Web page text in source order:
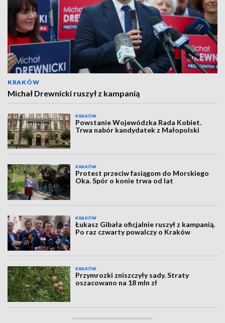
KRAKÓW
Michał Drewnicki ruszył z kampanią
KRAKÓW
Powstanie Wojewódzka Rada Kobiet.
Trwa nabór kandydatek z Małopolski
KRAKÓW
Protest przeciw fasiągom do Morskiego
Oka. Spór o konie trwa od lat
KRAKÓW
Łukasz Gibała oficjalnie ruszył z kampanią.
Po raz czwarty powalczy o Kraków
KRAKÓW
Przymrozki zniszczyły sady. Straty
oszacowano na 18 mln zł